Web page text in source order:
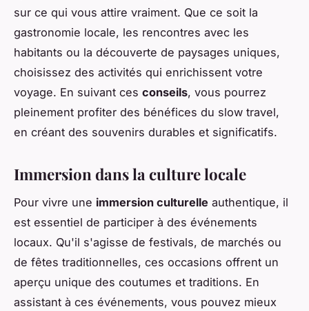
sur ce qui vous attire vraiment. Que ce soit la
gastronomie locale, les rencontres avec les
habitants ou la découverte de paysages uniques,
choisissez des activités qui enrichissent votre
voyage. En suivant ces conseils, vous pourrez
pleinement profiter des bénéfices du slow travel,
en créant des souvenirs durables et significatifs.
Immersion dans la culture locale
Pour vivre une immersion culturelle authentique, il
est essentiel de participer à des événements
locaux. Qu'il s'agisse de festivals, de marchés ou
de fêtes traditionnelles, ces occasions offrent un
aperçu unique des coutumes et traditions. En
assistant à ces événements, vous pouvez mieux